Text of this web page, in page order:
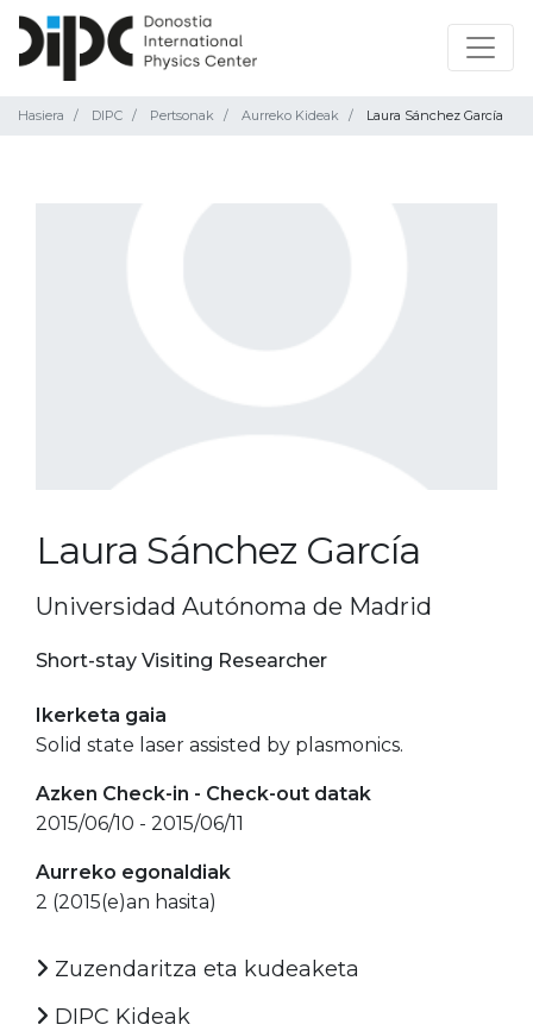
Hasiera DIPC Pertsonak Aurreko Kideak Laura Sánchez García
Laura Sánchez García
Universidad Autónoma de Madrid
Short-stay Visiting Researcher
Ikerketa gaia
Solid state laser assisted by plasmonics.
Azken Check-in - Check-out datak
2015/06/10 - 2015/06/11
Aurreko egonaldiak
2 (2015(e)an hasita)
Zuzendaritza eta kudeaketa
DIPC Kideak